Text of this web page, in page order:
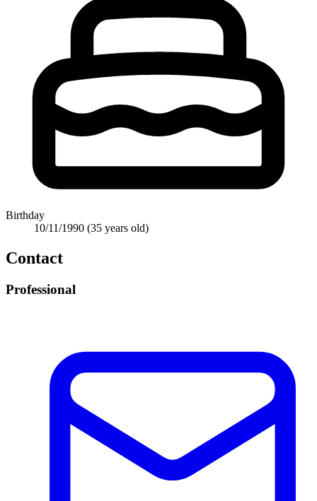
Birthday
10/11/1990 (35 years old)
Contact
Professional